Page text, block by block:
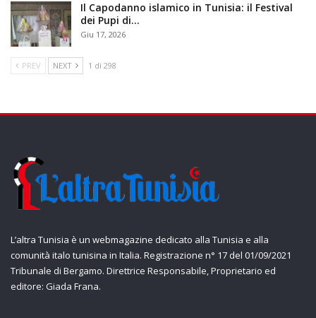
Il Capodanno islamico in Tunisia: il Festival
dei Pupi di…
Giu 17, 2026
PREV NEXT 1 di 298
L’altra Tunisia è un webmagazine dedicato alla Tunisia e alla
comunità italo tunisina in Italia. Registrazione n° 17 del 01/09/2021
Tribunale di Bergamo. Direttrice Responsabile, Proprietario ed
editore: Giada Frana.